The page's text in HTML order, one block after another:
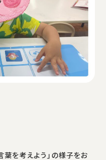
葉を考えよう」の様子をお